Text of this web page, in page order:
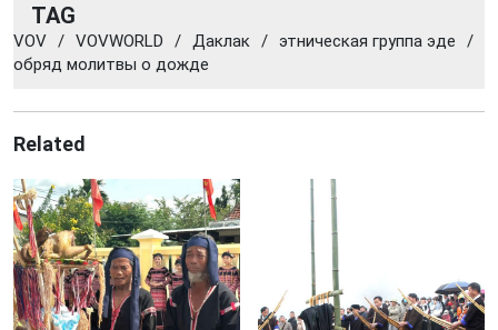
TAG
VOV / VOVWORLD / Даклак / этническая группа эде
/
обряд молитвы о дожде
Related